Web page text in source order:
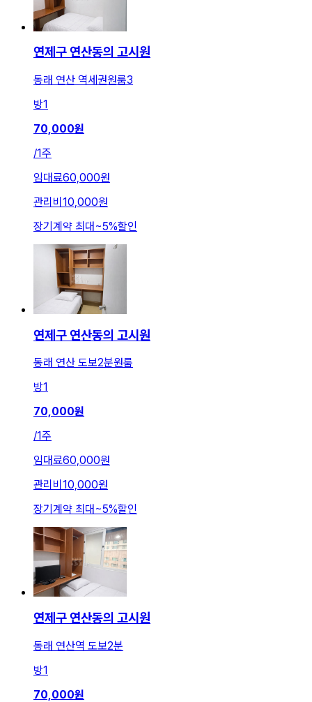
연제구 연산동의 고시원
동래 연산 역세권원룸3
방1
70,000원
/1주
임대료60,000원
관리비 10,000원
장기계약 최대~5%할인
연제구 연산동의 고시원
동래 연산 도보2분원룸
방1
70,000원
/1주
임대료60,000원
관리비 10,000원
장기계약 최대 ~5%할인
연제구 연산동의 고시원
동래 연산역 도보2분
방1
70,000원